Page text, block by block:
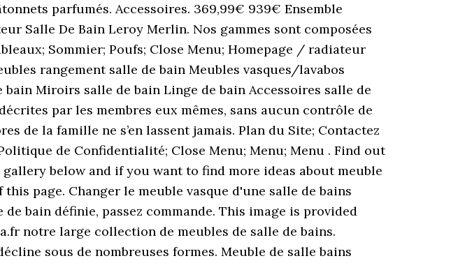
parfumés. Accessoires. 369,99€ 939€ Ensemble
Salle De Bain Leroy Merlin. Nos gammes sont composées
Sommier; Poufs; Close Menu; Homepage / radiateur
rangement salle de bain Meubles vasques/lavabos
Miroirs salle de bain Linge de bain Accessoires salle de
par les membres eux mêmes, sans aucun contrôle de
de la famille ne s’en lassent jamais. Plan du Site; Contactez
de Confidentialité; Close Menu; Menu; Menu . Find out
below and if you want to find more ideas about meuble
page. Changer le meuble vasque d'une salle de bains
bain définie, passez commande. This image is provided
notre large collection de meubles de salle de bains.
sous de nombreuses formes. Meuble de salle bains